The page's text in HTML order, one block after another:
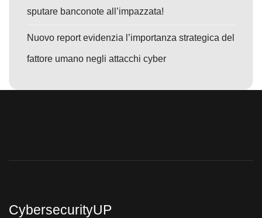
sputare banconote all’impazzata!
Nuovo report evidenzia l’importanza strategica del
fattore umano negli attacchi cyber
CybersecurityUP